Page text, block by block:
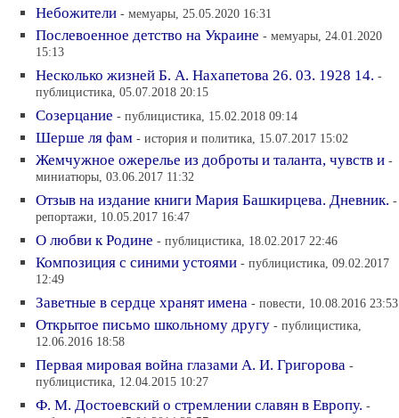
Небожители - мемуары, 25.05.2020 16:31
Послевоенное детство на Украине - мемуары, 24.01.2020
15:13
Несколько жизней Б. А. Нахапетова 26. 03. 1928 14. -
публицистика, 05.07.2018 20:15
Созерцание - публицистика, 15.02.2018 09:14
Шерше ля фам - история и политика, 15.07.2017 15:02
Жемчужное ожерелье из доброты и таланта, чувств и -
миниатюры, 03.06.2017 11:32
Отзыв на издание книги Мария Башкирцева. Дневник. -
репортажи, 10.05.2017 16:47
О любви к Родине - публицистика, 18.02.2017 22:46
Композиция с синими устоями - публицистика, 09.02.2017
12:49
Заветные в сердце хранят имена - повести, 10.08.2016 23:53
Открытое письмо школьному другу - публицистика,
12.06.2016 18:58
Первая мировая война глазами А. И. Григорова -
публицистика, 12.04.2015 10:27
Ф. М. Достоевский о стремлении славян в Европу. -